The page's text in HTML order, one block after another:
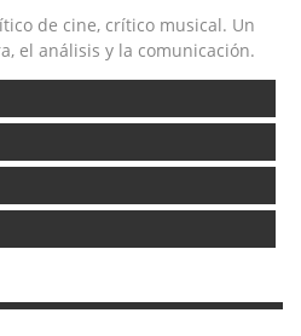
de cine, crítico musical. Un
el análisis y la comunicación.